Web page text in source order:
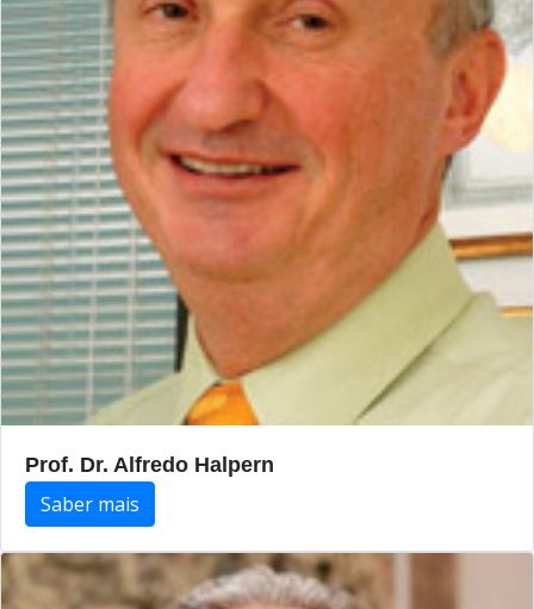
Prof. Dr. Alfredo Halpern
Saber mais